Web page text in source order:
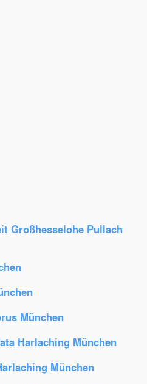
Großhesselohe Pullach
München
Harlaching München
München